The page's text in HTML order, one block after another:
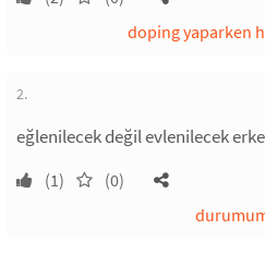
doping yaparken
2.
eğlenilecek değil evlenilecek
(1) (0)